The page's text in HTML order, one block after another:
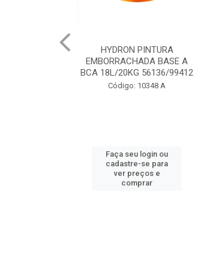
HYDRONORTH ACQUA
CERAMICA TELHA 3.6 93175
Código: 2056
Faça seu login ou
cadastre-se para
ver preços e
comprar